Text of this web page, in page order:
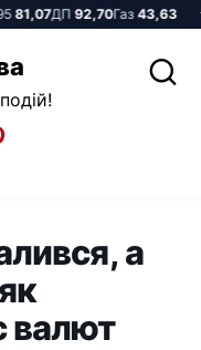
ДП92,70Газ43,63 🌤️
а
валют